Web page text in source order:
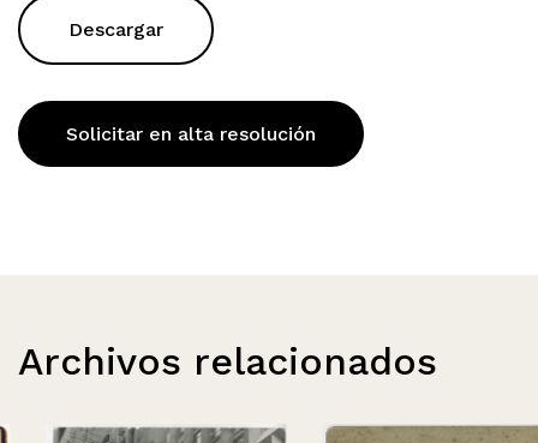
Descargar
Solicitar en alta resolución
Archivos relacionados